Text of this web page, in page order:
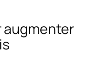
augmenter